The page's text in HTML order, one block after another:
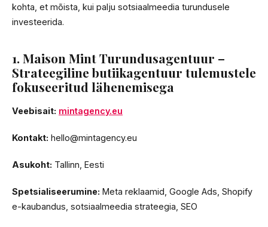
kohta, et mõista, kui palju sotsiaalmeedia turundusele
investeerida.
1. Maison Mint Turundusagentuur –
Strateegiline butiikagentuur tulemustele
fokuseeritud lähenemisega
Veebisait: mintagency.eu
Kontakt: hello@mintagency.eu
Asukoht: Tallinn, Eesti
Spetsialiseerumine: Meta reklaamid, Google Ads, Shopify
e-kaubandus, sotsiaalmeedia strateegia, SEO